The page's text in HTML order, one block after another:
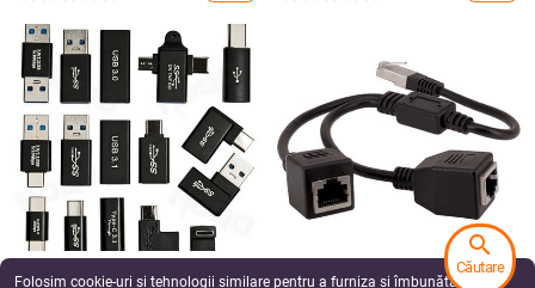
Adaptor splitter Ethernet RJ45 1
Folosim cookie-uri și tehnologii similare pentru a furniza și îmbunătăți
search
Căutare